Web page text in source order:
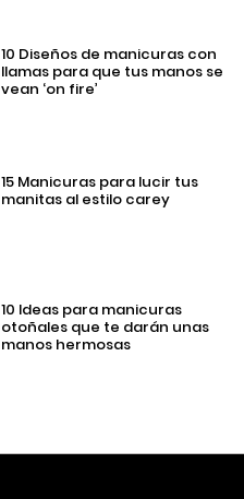
10 Diseños de manicuras con
llamas para que tus manos se
vean ‘on fire’
15 Manicuras para lucir tus
manitas al estilo carey
10 Ideas para manicuras
otoñales que te darán unas
manos hermosas